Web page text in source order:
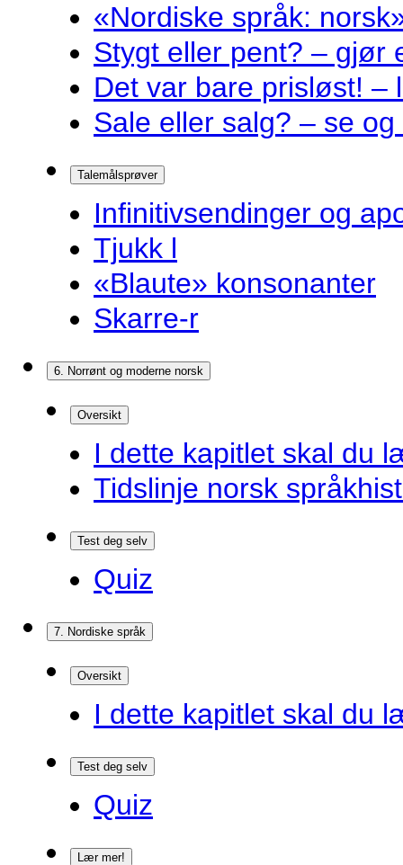
«Nordiske språk:
Stygt eller pent? – gjør
Det var bare prisløst! –
Sale eller salg? – se
Talemålsprøver
Infinitivsendinger og
Tjukk l
«Blaute» konsonanter
Skarre-r
6. Norrønt og moderne norsk
Oversikt
I dette kapitlet skal du
Tidslinje norsk
Test deg selv
Quiz
7. Nordiske språk
Oversikt
I dette kapitlet skal du
Test deg selv
Quiz
Lær mer!